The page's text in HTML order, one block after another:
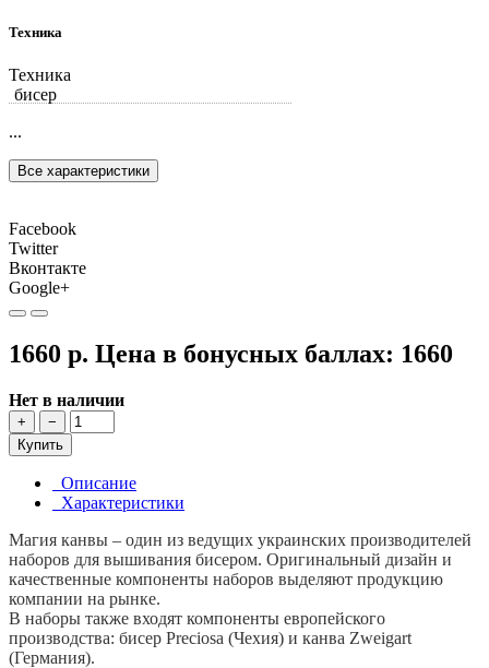
Техника
Техника
бисер
...
Все характеристики
Facebook
Twitter
Вконтакте
Google+
1660 р. Цена в бонусных баллах: 1660
Нет в наличии
+
−
Купить
Описание
Характеристики
Магия канвы – один из ведущих украинских производителей
наборов для вышивания бисером. Оригинальный дизайн и
качественные компоненты наборов выделяют продукцию
компании на рынке.
В наборы также входят компоненты европейского
производства: бисер Preciosa (Чехия) и канва Zweigart
(Германия).